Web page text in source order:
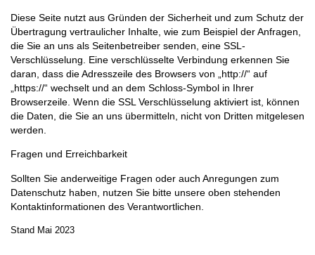
Diese Seite nutzt aus Gründen der Sicherheit und zum Schutz der
Übertragung vertraulicher Inhalte, wie zum Beispiel der Anfragen,
die Sie an uns als Seitenbetreiber senden, eine SSL-
Verschlüsselung. Eine verschlüsselte Verbindung erkennen Sie
daran, dass die Adresszeile des Browsers von „http://“ auf
„https://“ wechselt und an dem Schloss-Symbol in Ihrer
Browserzeile. Wenn die SSL Verschlüsselung aktiviert ist, können
die Daten, die Sie an uns übermitteln, nicht von Dritten mitgelesen
werden.
Fragen und Erreichbarkeit
Sollten Sie anderweitige Fragen oder auch Anregungen zum
Datenschutz haben, nutzen Sie bitte unsere oben stehenden
Kontaktinformationen des Verantwortlichen.
Stand Mai 2023